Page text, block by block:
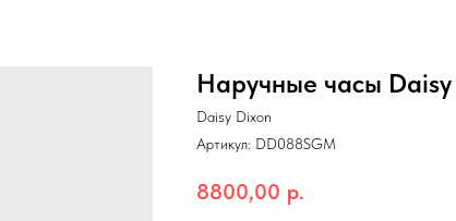
Наручные часы
Daisy Dixon
Артикул: DD088SGM
8800,00 р.